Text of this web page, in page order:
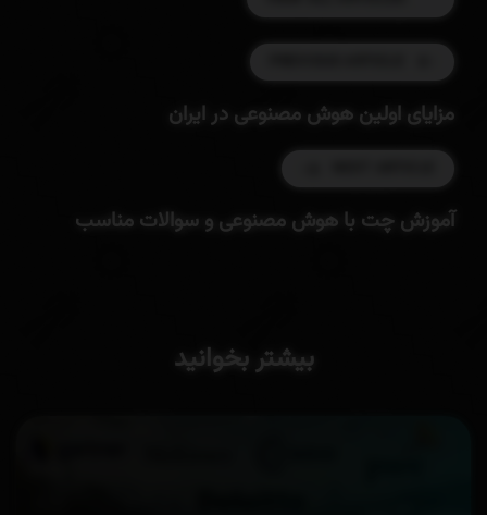
مزایای اولین هوش مصنوعی در ایران
آموزش چت با هوش مصنوعی و سوالات مناسب
بیشتر بخوانید